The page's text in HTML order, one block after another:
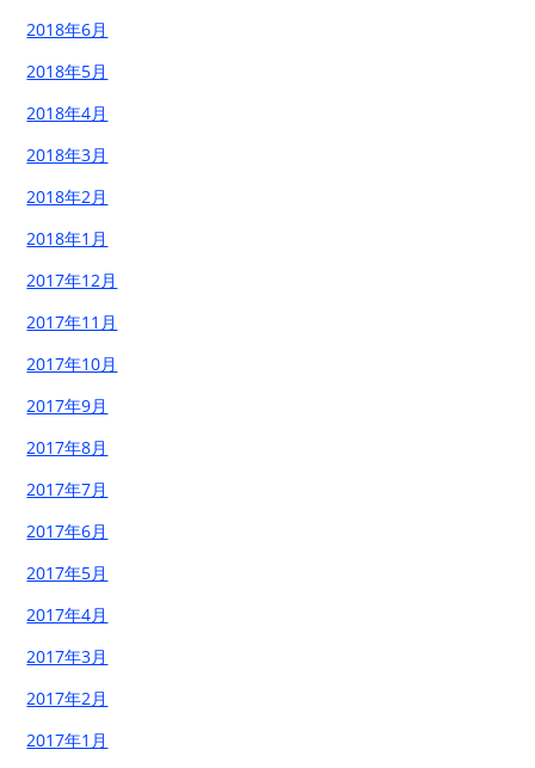
2018年6月
2018年5月
2018年4月
2018年3月
2018年2月
2018年1月
2017年12月
2017年11月
2017年10月
2017年9月
2017年8月
2017年7月
2017年6月
2017年5月
2017年4月
2017年3月
2017年2月
2017年1月